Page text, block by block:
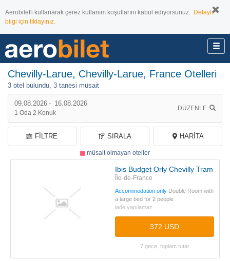
Aerobilet'i kullanarak çerez kullanım koşullarını kabul ediyorsunuz. Detaylı
bilgi için tıklayınız.
09.08.2026 - 16.08.2026
1 Oda 2 Konuk
DÜZENLE
Chevilly-Larue, Chevilly-Larue, France Otelleri
3 otel bulundu, 3 tanesi müsait
müsait olmayan oteller
FILTRE SIRALA HARITA
Ibis Budget Orly Chevilly Tram 7
Île-de-France
Accommodation only Double Room with
a large bed for 2 people
iade yapılamaz
372 USD
7 gece, toplam tutar